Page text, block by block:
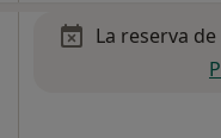
La reserva